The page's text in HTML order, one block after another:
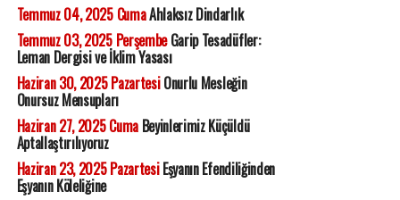
Temmuz 04, 2025 CumaAhlaksız Dindarlık
Temmuz 03, 2025 PerşembeGarip Tesadüfler:
Leman Dergisi ve İklim Yasası
Haziran 30, 2025 PazartesiOnurlu Mesleğin
Onursuz Mensupları
Haziran 27, 2025 CumaBeyinlerimiz Küçüldü
Aptallaştırılıyoruz
Haziran 23, 2025 PazartesiEşyanın Efendiliğinden
Eşyanın Köleliğine